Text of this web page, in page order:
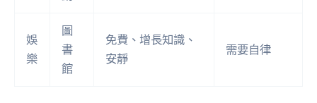
娛
樂
圖
書
館
免費、增長知識、
安靜
需要自律